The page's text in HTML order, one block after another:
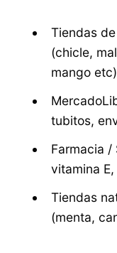
Tiendas
(chicle,
mango etc)
tubitos,
Farmacia /
vitamina
Tiendas
(menta,